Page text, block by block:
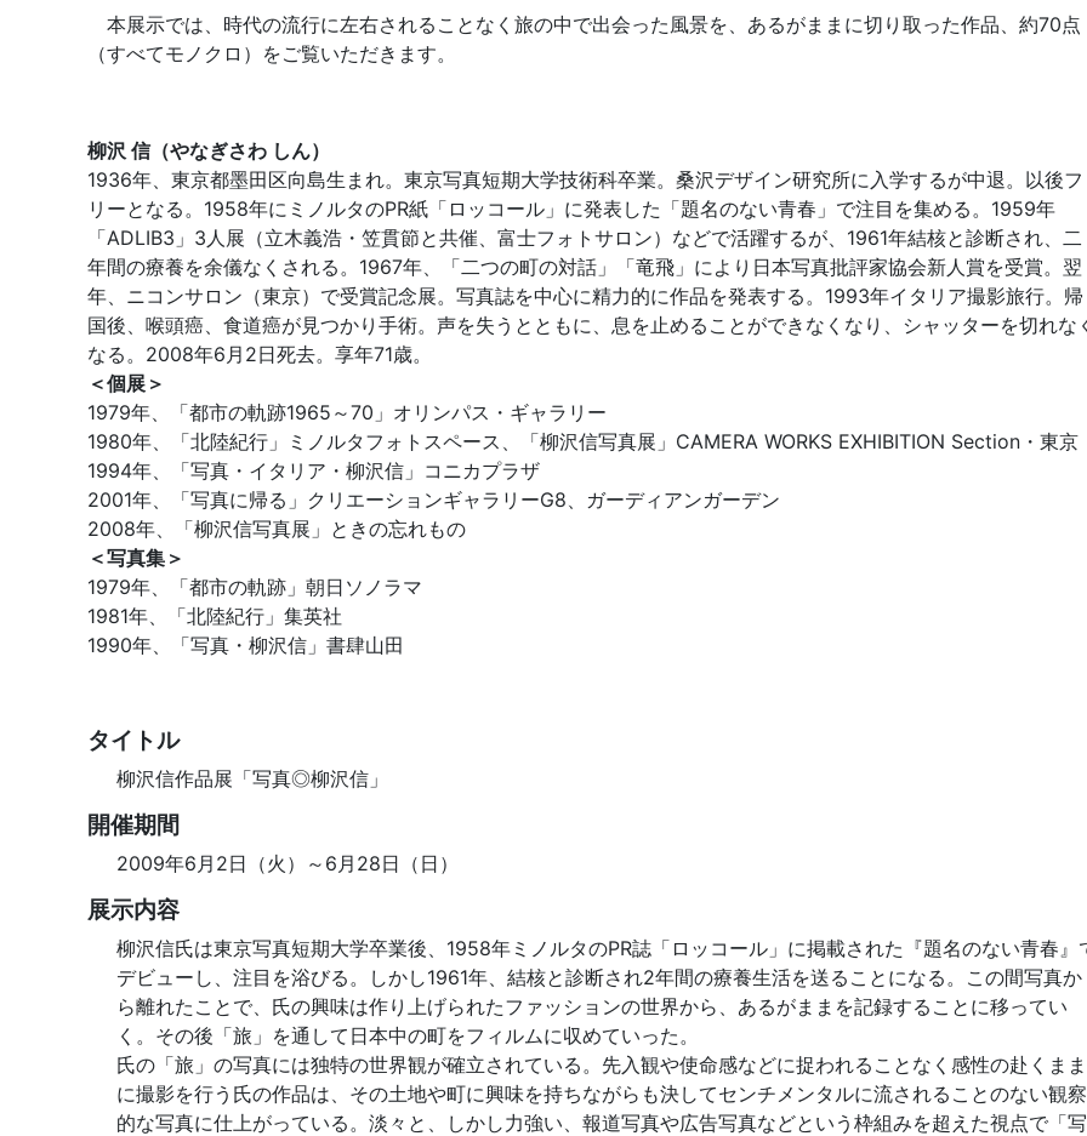
本展示では、時代の流行に左右されることなく旅の中で出会った風景を、あるがままに切り取った作品、約70点
（すべてモノクロ）をご覧いただきます。
柳沢 信（やなぎさわ しん）
1936年、東京都墨田区向島生まれ。東京写真短期大学技術科卒業。桑沢デザイン研究所に入学するが中退。以後フ
リーとなる。1958年にミノルタのPR紙「ロッコール」に発表した「題名のない青春」で注目を集める。1959年
「ADLIB3」3人展（立木義浩・笠貫節と共催、富士フォトサロン）などで活躍するが、1961年結核と診断され、二
年間の療養を余儀なくされる。1967年、「二つの町の対話」「竜飛」により日本写真批評家協会新人賞を受賞。翌
年、ニコンサロン（東京）で受賞記念展。写真誌を中心に精力的に作品を発表する。1993年イタリア撮影旅行。帰
国後、喉頭癌、食道癌が見つかり手術。声を失うとともに、息を止めることができなくなり、シャッターを切れな
なる。2008年6月2日死去。享年71歳。
＜個展＞
1979年、「都市の軌跡1965～70」オリンパス・ギャラリー
1980年、「北陸紀行」ミノルタフォトスペース、「柳沢信写真展」CAMERA WORKS EXHIBITION Section・東京
1994年、「写真・イタリア・柳沢信」コニカプラザ
2001年、「写真に帰る」クリエーションギャラリーG8、ガーディアンガーデン
2008年、「柳沢信写真展」ときの忘れもの
＜写真集＞
1979年、「都市の軌跡」朝日ソノラマ
1981年、「北陸紀行」集英社
1990年、「写真・柳沢信」書肆山田
タイトル
柳沢信作品展「写真◎柳沢信」
開催期間
2009年6月2日（火）～6月28日（日）
展示内容
柳沢信氏は東京写真短期大学卒業後、1958年ミノルタのPR誌「ロッコール」に掲載された『題名のない青春』
デビューし、注目を浴びる。しかし1961年、結核と診断され2年間の療養生活を送ることになる。この間写真か
ら離れたことで、氏の興味は作り上げられたファッションの世界から、あるがままを記録することに移ってい
く。その後「旅」を通して日本中の町をフィルムに収めていった。
氏の「旅」の写真には独特の世界観が確立されている。先入観や使命感などに捉われることなく感性の赴くまま
に撮影を行う氏の作品は、その土地や町に興味を持ちながらも決してセンチメンタルに流されることのない観察
的な写真に仕上がっている。淡々と、しかし力強い、報道写真や広告写真などという枠組みを超えた視点で「写